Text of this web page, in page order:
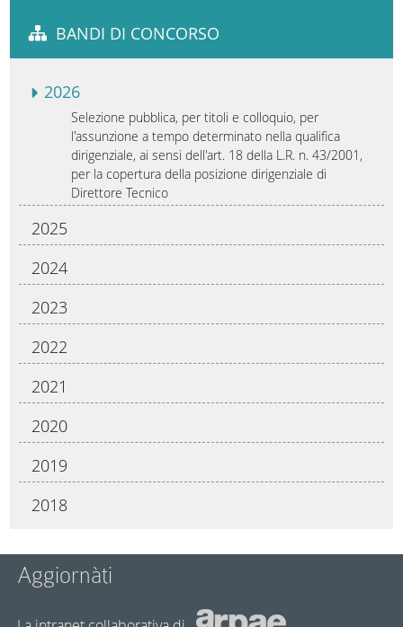
BANDI DI CONCORSO
2026
Selezione pubblica, per titoli e colloquio, per
l'assunzione a tempo determinato nella qualifica
dirigenziale, ai sensi dell'art. 18 della L.R. n. 43/2001,
per la copertura della posizione dirigenziale di
Direttore Tecnico
2025
2024
2023
2022
2021
2020
2019
2018
Aggiornàti